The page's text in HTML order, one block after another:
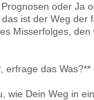
oder Ja
ist der Weg der
Misserfolges, den
erfrage das
wie Dein Weg in